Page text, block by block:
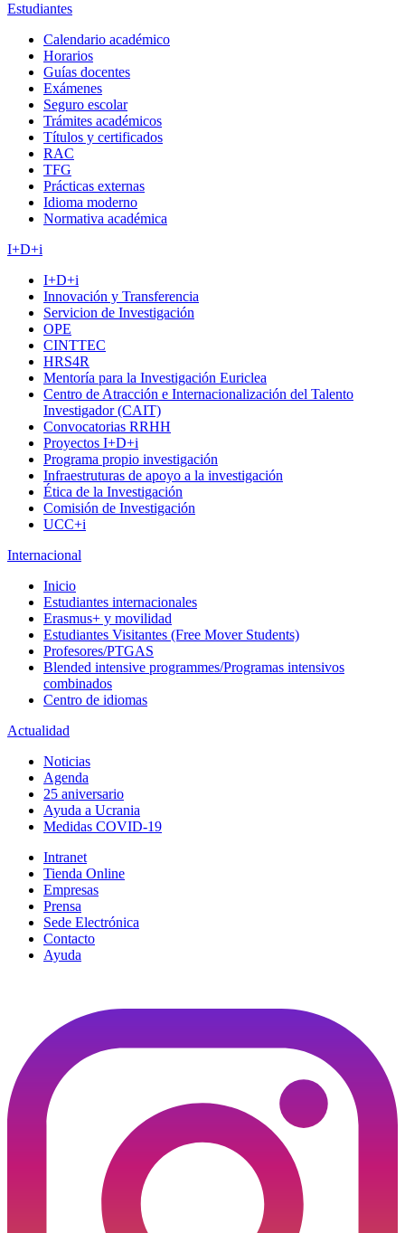
Estudiantes
Calendario académico
Horarios
Guías docentes
Exámenes
Seguro escolar
Trámites académicos
Títulos y certificados
RAC
TFG
Prácticas externas
Idioma moderno
Normativa académica
I+D+i
I+D+i
Innovación y Transferencia
Servicion de Investigación
OPE
CINTTEC
HRS4R
Mentoría para la Investigación Euriclea
Centro de Atracción e Internacionalización del Talento
Investigador (CAIT)
Convocatorias RRHH
Proyectos I+D+i
Programa propio investigación
Infraestruturas de apoyo a la investigación
Ética de la Investigación
Comisión de Investigación
UCC+i
Internacional
Inicio
Estudiantes internacionales
Erasmus+ y movilidad
Estudiantes Visitantes (Free Mover Students)
Profesores/PTGAS
Blended intensive programmes/Programas intensivos
combinados
Centro de idiomas
Actualidad
Noticias
Agenda
25 aniversario
Ayuda a Ucrania
Medidas COVID-19
Intranet
Tienda Online
Empresas
Prensa
Sede Electrónica
Contacto
Ayuda